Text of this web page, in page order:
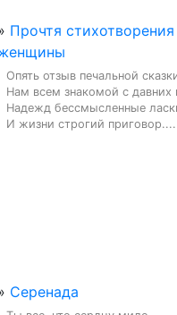
Прочтя
Опять отзыв печальной
Нам всем знакомой с давних
Надежд бессмысленные
И жизни строгий приговор....
Серенада